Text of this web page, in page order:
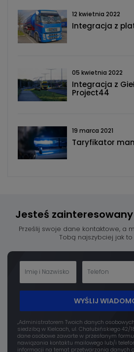
12 kwietnia 2022
Integracja z
05 kwietnia 2022
Integracja z
Project44
19 marca 2021
Taryfikator
Jesteś zainteresowany
Prześlij swoje dane kontaktowe, a
Tobą najszybciej jak to
WYŚLIJ
„Administratorem Twoich danych
siedzibą w Kielcach, ul. Chałubińskiego 42/
dane osobowe zawarte w przesłanym
nawiązania kontaktu mailowego lub/i
informacji na temat przetwarzania danych